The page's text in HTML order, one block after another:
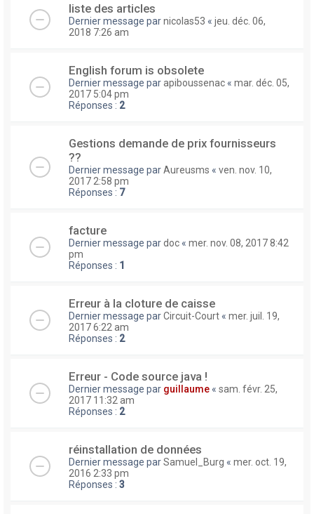
liste des articles
Dernier message parnicolas53 « jeu. déc. 06,
2018 7:26 am
English forum is obsolete
Dernier message parapiboussenac « mar. déc. 05,
2017 5:04 pm
Réponses : 2
Gestions demande de prix fournisseurs
??
Dernier message parAureusms « ven. nov. 10,
2017 2:58 pm
Réponses : 7
facture
Dernier message pardoc « mer. nov. 08, 2017 8:42
pm
Réponses : 1
Erreur à la cloture de caisse
Dernier message parCircuit-Court « mer. juil. 19,
2017 6:22 am
Réponses : 2
Erreur - Code source java !
Dernier message par guillaume « sam. févr. 25,
2017 11:32 am
Réponses : 2
réinstallation de données
Dernier message parSamuel_Burg « mer. oct. 19,
2016 2:33 pm
Réponses : 3